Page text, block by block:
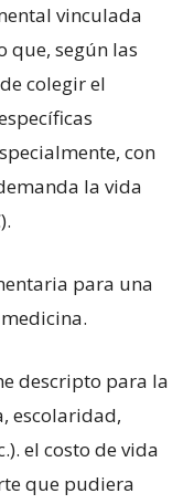
vinculada
que, según las
colegir el
con
la vida
para una
descripto para la
escolaridad,
el costo de vida
que pudiera